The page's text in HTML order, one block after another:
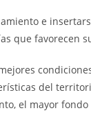
e
que favorecen
del
el mayor